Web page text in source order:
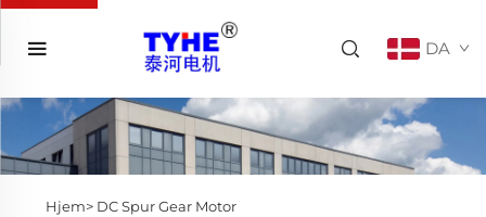
DA
Hjem> DC Spur Gear Motor